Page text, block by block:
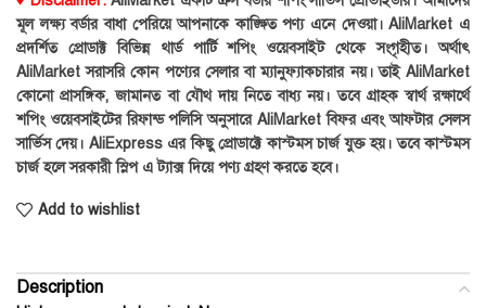
মূল লক্ষ্য বর্ডার বাধা পেরিয়ে আপনাকে কাঙ্ক্ষিত পণ্য এনে দেওয়া। AliMarket এ
প্রদর্শিত প্রোডাক্ট বিভিন্ন থার্ড পার্টি শপিং ওয়েবসাইট থেকে সংগৃহীত। অর্থাৎ
AliMarket সরাসরি কোন পণ্যের সেলার বা ম্যানুফ্যাকচারার নয়। তাই AliMarket
কোনো প্রাসঙ্গিক, জামানত বা যৌথ দায় নিতে বাধ্য নয়। তবে গ্রাহক স্বার্থ রক্ষার্থে
শপিং ওয়েবসাইটের রিফান্ড পলিসি অনুসারে AliMarket বিফর এবং আফটার সেলস
সার্ভিস দেয়। AliExpress এর কিছু প্রোডাক্টে কাস্টমস চার্জ যুক্ত হয়। তবে কাস্টমস
চার্জ হলে সরকারী স্লিপ এ ট্যাক্স দিয়ে পণ্য গ্রহণ করতে হবে।
Add to wishlist
Description